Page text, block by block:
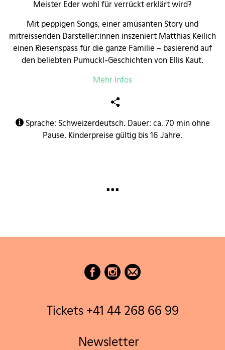
Meister Eder wohl für verrückt erklärt wird?
Mit peppigen Songs, einer amüsanten Story und
mitreissenden Darsteller:innen inszeniert Matthias Keilich
einen Riesenspass für die ganze Familie – basierend auf
den beliebten Pumuckl-Geschichten von Ellis Kaut.
Mehr Infos
Sprache: Schweizerdeutsch. Dauer: ca. 70 min ohne
Pause. Kinderpreise gültig bis 16 Jahre.
...
Tickets +41 44 268 66 99
Newsletter